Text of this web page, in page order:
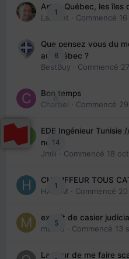
1
Arte : Québec, les îles
Laurent · Commencé
6
Que pensez vous du
au Québec ?
BestBuy · Commencé
0
Bon temps
Charbel · Commencé
14
EDE Ingénieur Tunisie
note
Jmili · Commencé 18
1
CHAUFFEUR TOUS
HAZEM · Commencé
5
extrait de casier
maries · Commencé 13
La peur de me faire